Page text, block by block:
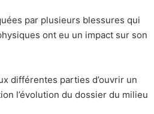
par plusieurs blessures qui
ont eu un impact sur son
différentes parties d’ouvrir un
l’évolution du dossier du milieu